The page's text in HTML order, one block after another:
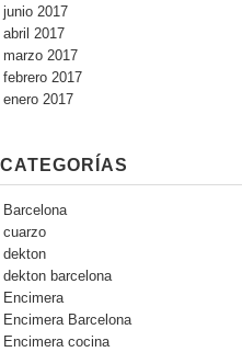
junio 2017
abril 2017
marzo 2017
febrero 2017
enero 2017
CATEGORÍAS
Barcelona
cuarzo
dekton
dekton barcelona
Encimera
Encimera Barcelona
Encimera cocina